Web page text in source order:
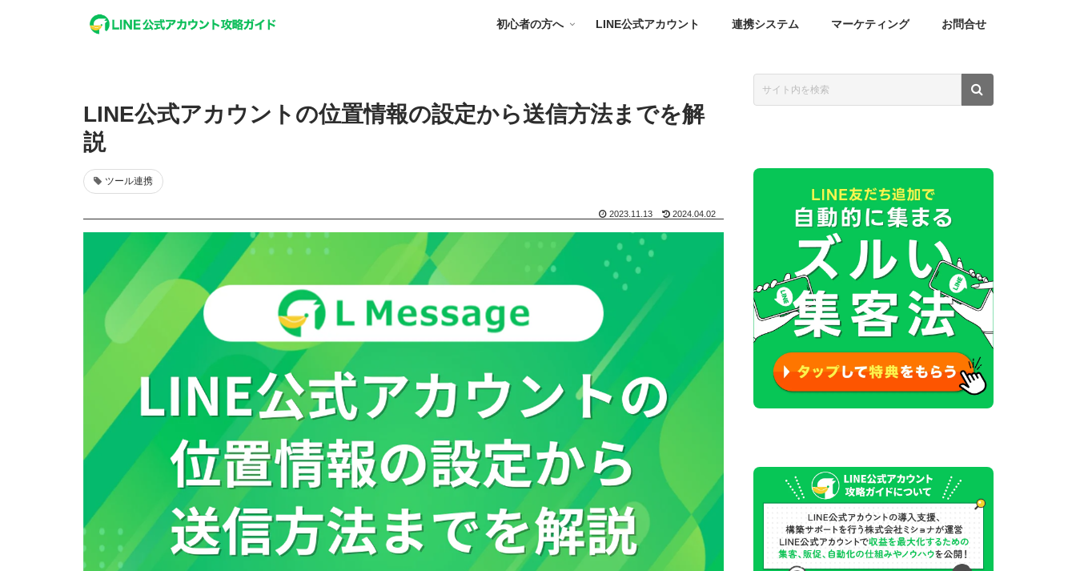
初心者の方へ LINE公式アカウント 連携システム マーケティング お問合せ
LINE公式アカウントの位置情報の設定から送信方法までを解
説
ツール連携
2023.11.13 2024.04.02